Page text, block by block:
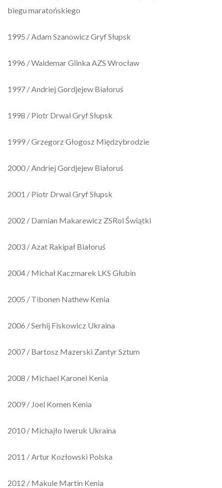
biegu maratońskiego
1995 / Adam Szanowicz Gryf Słupsk
1996 / Waldemar Glinka AZS Wrocław
1997 / Andriej Gordjejew Białoruś
1998 / Piotr Drwal Gryf Słupsk
1999 / Grzegorz Głogosz Międzybrodzie
2000 / Andriej Gordjejew Białoruś
2001 / Piotr Drwal Gryf Słupsk
2002 / Damian Makarewicz ZSRol Świątki
2003 / Azat Rakipał Białoruś
2004 / Michał Kaczmarek LKS Głubin
2005 / Tibonen Nathew Kenia
2006 / Serhij Fiskowicz Ukraina
2007 / Bartosz Mazerski Zantyr Sztum
2008 / Michael Karonei Kenia
2009 / Joel Komen Kenia
2010 / Michajło Iweruk Ukraina
2011 / Artur Kozłowski Polska
2012 / Makule Martin Kenia